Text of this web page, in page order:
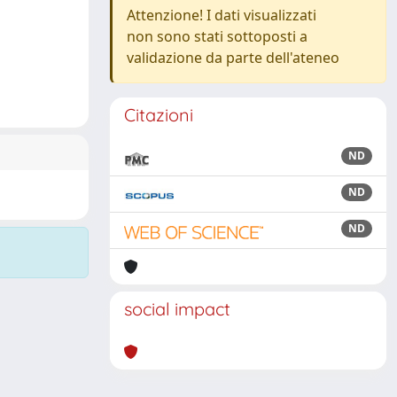
Attenzione! I dati visualizzati
non sono stati sottoposti a
validazione da parte dell'ateneo
Citazioni
ND
ND
ND
social impact